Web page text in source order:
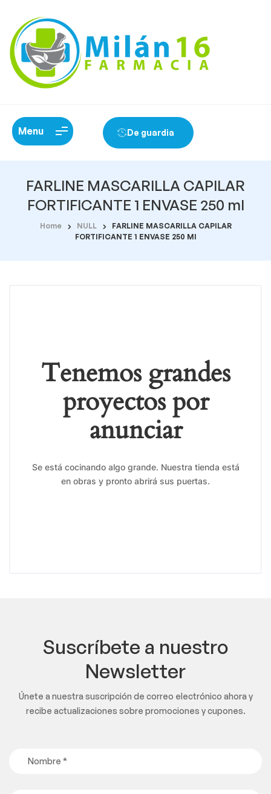
Menu De guardia
FARLINE MASCARILLA CAPILAR
FORTIFICANTE 1 ENVASE 250 ml
Home NULL
FARLINE MASCARILLA CAPILAR
FORTIFICANTE 1 ENVASE 250 Ml
Tenemos grandes
proyectos por
anunciar
Se está cocinando algo grande. Nuestra tienda está
en obras y pronto abrirá sus puertas.
Suscríbete a nuestro
Newsletter
Únete a nuestra suscripción de correo electrónico ahora y
recibe actualizaciones sobre promociones y cupones.